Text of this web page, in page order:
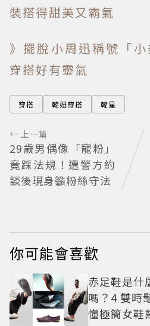
裝搭得甜美又霸氣
》擺脫小周迅稱號「
穿搭好有靈氣
穿搭 韓妞穿搭 韓星
← 上一篇
29歲男偶像「寵粉」
竟踩法規！遭警方約
談後現身籲粉絲守法
你可能會喜歡
赤足鞋是什
嗎？4 雙時
懂極簡女鞋